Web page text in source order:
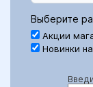
Выберите
Акции
Новинки